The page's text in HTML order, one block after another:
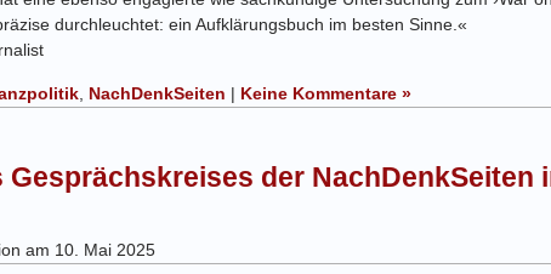
durchleuchtet: ein Aufklärungsbuch im besten Sinne.«
NachDenkSeiten | Keine Kommentare »
Gesprächskreises der NachDenkSeiten
am 10. Mai 2025